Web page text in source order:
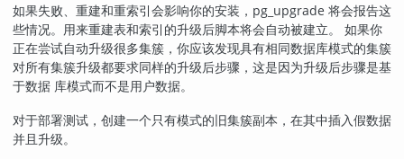
如果失败、重建和重索引会影响你的安装， pg_upgrade 将会报告这
些情况。用来重建表和索引的升级后脚本将会自动被建立。 如果你
正在尝试自动升级很多集簇，你应该发现具有相同数据库模式的集簇
对所有集簇升级都要求同样的升级后步骤，这是因为升级后步骤是基
于数据 库模式而不是用户数据。
对于部署测试，创建一个只有模式的旧集簇副本，在其中插入假数据
并且升级。